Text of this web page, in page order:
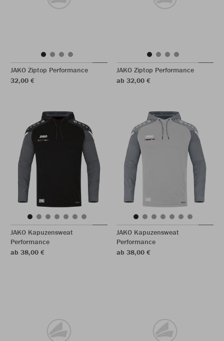
JAKO Ziptop Performance
32,00 €
JAKO Ziptop Performance
ab 32,00 €
JAKO Kapuzensweat
Performance
ab 38,00 €
JAKO Kapuzensweat
Performance
ab 38,00 €